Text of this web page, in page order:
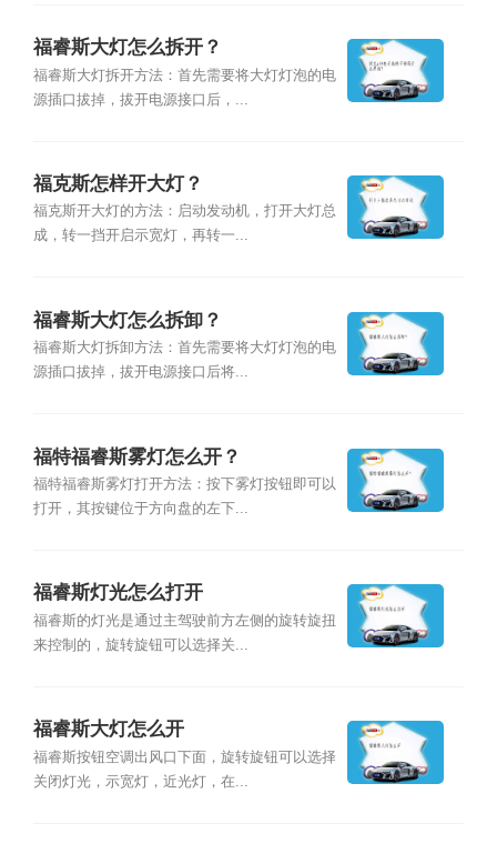
福睿斯大灯怎么拆开？
福睿斯大灯拆开方法：首先需要将大灯灯泡的电
源插口拔掉，拔开电源接口后，...
福克斯怎样开大灯？
福克斯开大灯的方法：启动发动机，打开大灯总
成，转一挡开启示宽灯，再转一...
福睿斯大灯怎么拆卸？
福睿斯大灯拆卸方法：首先需要将大灯灯泡的电
源插口拔掉，拔开电源接口后将...
福特福睿斯雾灯怎么开？
福特福睿斯雾灯打开方法：按下雾灯按钮即可以
打开，其按键位于方向盘的左下...
福睿斯灯光怎么打开
福睿斯的灯光是通过主驾驶前方左侧的旋转旋扭
来控制的，旋转旋钮可以选择关...
福睿斯大灯怎么开
福睿斯按钮空调出风口下面，旋转旋钮可以选择
关闭灯光，示宽灯，近光灯，在...